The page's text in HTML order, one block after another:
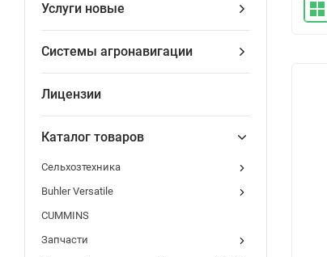
Услуги новые
Системы агронавигации
Лицензии
Каталог товаров
Сельхозтехника
Buhler Versatile
CUMMINS
Запчасти